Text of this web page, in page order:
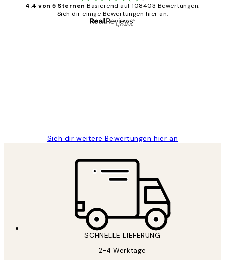
4.4 von 5 Sternen Basierend auf 108403 Bewertungen.
Sieh dir einige Bewertungen hier an.
Sieh dir weitere Bewertungen hier an
SCHNELLE LIEFERUNG
2-4 Werktage